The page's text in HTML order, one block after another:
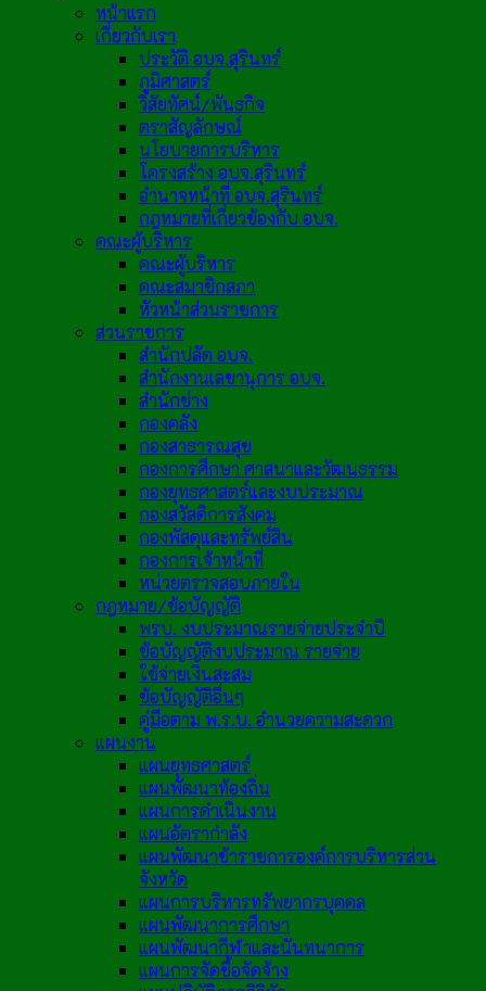
หน้าแรก
เกี่ยวกับเรา
ประวัติ อบจ.สุรินทร์
ภูมิศาสตร์
วิสัยทัศน์/พันธกิจ
ตราสัญลักษณ์
นโยบายการบริหาร
โครงสร้าง อบจ.สุรินทร์
อำนาจหน้าที่ อบจ.สุรินทร์
กฎหมายที่เกี่ยวข้องกับ อบจ.
คณะผู้บริหาร
คณะผู้บริหาร
คณะสมาชิกสภา
หัวหน้าส่วนราชการ
ส่วนราชการ
สำนักปลัด อบจ.
สำนักงานเลขานุการ อบจ.
สำนักช่าง
กองคลัง
กองสาธารณสุข
กองการศึกษา ศาสนาและวัฒนธรรม
กองยุทธศาสตร์และงบประมาณ
กองสวัสดิการสังคม
กองพัสดุและทรัพย์สิน
กองการเจ้าหน้าที่
หน่วยตรวจสอบภายใน
กฎหมาย/ข้อบัญญัติ
พรบ. งบประมาณรายจ่ายประจำปี
ข้อบัญญัติงบประมาณ รายจ่าย
ใช้จ่ายเงินสะสม
ข้อบัญญัติอื่นๆ
คู่มือตาม พ.ร.บ. อำนวยความสะดวก
แผนงาน
แผนยุทธศาสตร์
แผนพัฒนาท้องถิ่น
แผนการดำเนินงาน
แผนอัตรากำลัง
แผนพัฒนาข้าราชการองค์การบริหารส่วน
จังหวัด
แผนการบริหารทรัพยากรบุคคล
แผนพัฒนาการศึกษา
แผนพัฒนากีฬาและนันทนาการ
แผนการจัดซื้อจัดจ้าง